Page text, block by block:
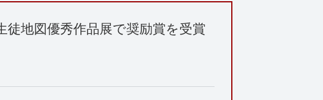
徒地図優秀作品展で奨励賞を受賞